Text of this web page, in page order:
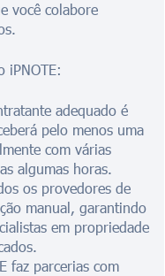
você colabore
iPNOTE:
adequado é
pelo menos uma
com várias
algumas horas.
os provedores de
manual, garantindo
em propriedade
faz parcerias com